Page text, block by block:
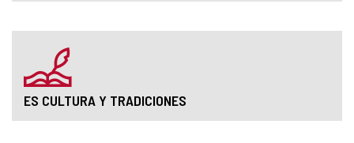
ES CULTURA Y TRADICIONES